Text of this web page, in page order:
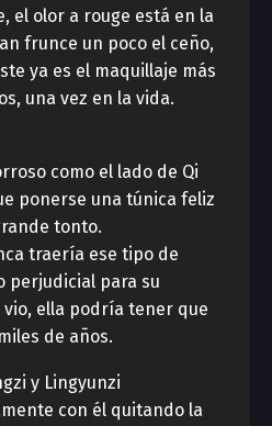
el olor a rouge está en la
frunce un poco el ceño,
ya es el maquillaje más
una vez en la vida.
como el lado de Qi
ponerse una túnica feliz
tonto.
traería ese tipo de
perjudicial para su
vio, ella podría tener que
de años.
y Lingyunzi
con él quitando la